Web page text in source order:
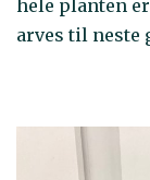
hele planten
arves til neste